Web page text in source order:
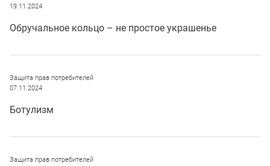
19.11.2024
Обручальное кольцо – не простое украшенье
Защита прав потребителей
07.11.2024
Ботулизм
Защита прав потребителей